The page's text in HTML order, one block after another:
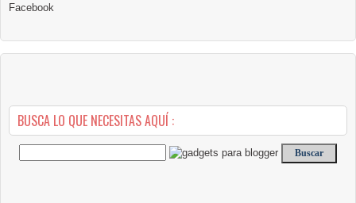
Facebook
BUSCA LO QUE NECESITAS AQUÍ :